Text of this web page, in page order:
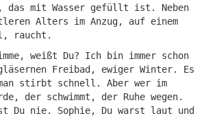
das mit Wasser gefüllt ist. Neben
Alters im Anzug, auf einem
raucht.
weißt Du? Ich bin immer schon
gläsernen Freibad, ewiger Winter. Es
stirbt schnell. Aber wer im
der schwimmt, der Ruhe wegen.
Du nie. Sophie, Du warst laut und